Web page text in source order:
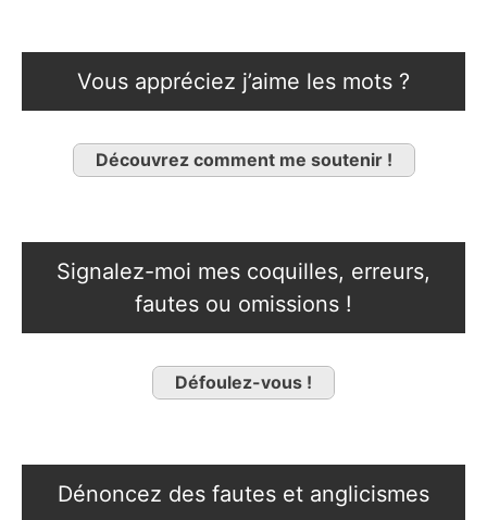
Vous appréciez j’aime les mots ?
Découvrez comment me soutenir !
Signalez-moi mes coquilles, erreurs,
fautes ou omissions !
Défoulez-vous !
Dénoncez des fautes et anglicismes